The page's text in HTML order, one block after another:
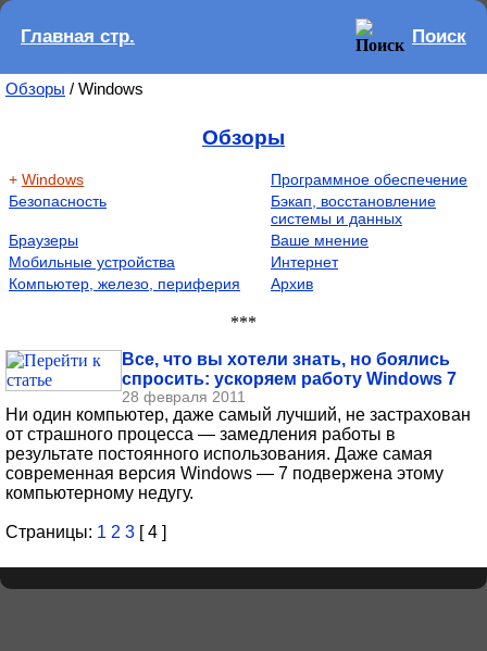
Главная стр. Поиск
Обзоры / Windows
Обзоры
+ Windows
Программное обеспечение
Безопасность
Бэкап, восстановление
системы и данных
Браузеры
Ваше мнение
Мобильные устройства
Интернет
Компьютер, железо, периферия
Архив
***
Все, что вы хотели знать, но боялись
спросить: ускоряем работу Windows 7
28 февраля 2011
Ни один компьютер, даже самый лучший, не застрахован
от страшного процесса — замедления работы в
результате постоянного использования. Даже самая
современная версия Windows — 7 подвержена этому
компьютерному недугу.
Страницы: 1 2 3 [ 4 ]